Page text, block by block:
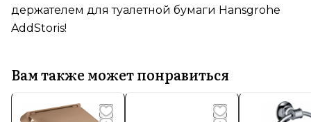
держателем для туалетной бумаги Hansgrohe
AddStoris!
Вам также может понравиться